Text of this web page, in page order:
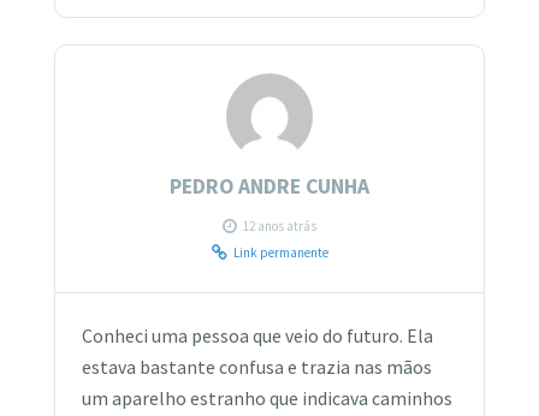
PEDRO ANDRE CUNHA
12 anos atrás
Link permanente
Conheci uma pessoa que veio do futuro. Ela
estava bastante confusa e trazia nas mãos
um aparelho estranho que indicava caminhos